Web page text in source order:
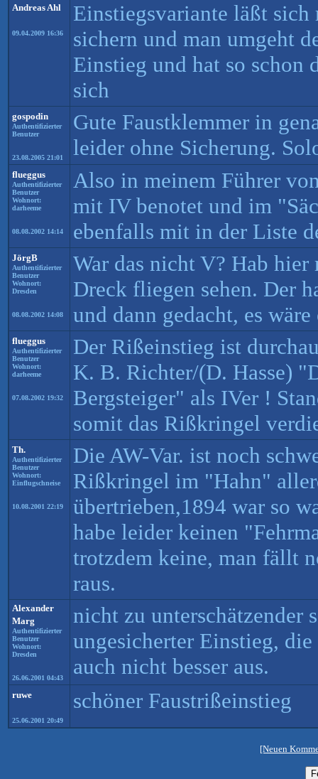
Andreas Ahl
09.04.2009 16:36
Einstiegsvariante läßt
sichern und man umgeht
Einstieg und hat so schon
sich
gospodin
Authentifizierter
Benutzer
23.08.2005 21:01
Gute Faustklemmer in
leider ohne Sicherung.
flueggus
Authentifizierter
Benutzer
Wohnort:
darheeme
08.08.2002 14:14
Also in meinem Führer
mit IV benotet und im
ebenfalls mit in der Liste
JörgB
Authentifizierter
Benutzer
Wohnort:
Dresden
08.08.2002 14:08
War das nicht V? Hab
Dreck fliegen sehen. Der
und dann gedacht, es
flueggus
Authentifizierter
Benutzer
Wohnort:
darheeme
07.08.2002 19:32
Der Rißeinstieg ist
K. B. Richter/(D. Hasse)
Bergsteiger" als IVer !
somit das Rißkringel
Th.
Authentifizierter
Benutzer
Wohnort:
Einflugschneise
10.08.2001 22:19
Die AW-Var. ist noch
Rißkringel im "Hahn"
übertrieben,1894 war so
habe leider keinen
trotzdem keine, man fällt
raus.
Alexander
Marg
Authentifizierter
Benutzer
Wohnort:
Dresden
26.06.2001 04:43
nicht zu unterschätzender
ungesicherter Einstieg,
auch nicht besser aus.
ruwe
25.06.2001 20:49
schöner Faustrißeinstieg
[Neuen